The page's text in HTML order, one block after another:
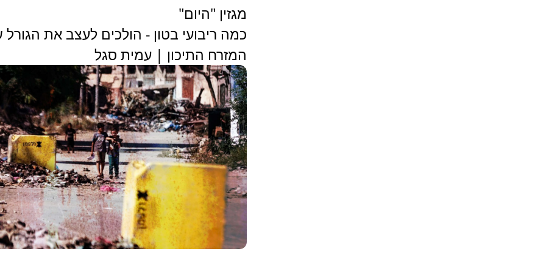
מגזין "היום"
כמה ריבועי בטון - הולכים לעצב את
המזרח התיכון | עמית סגל